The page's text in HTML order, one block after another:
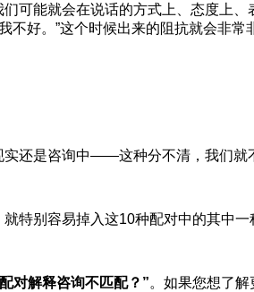
可能就会在说话的方式上、态度上
好。”这个时候出来的阻抗就会非常
还是咨询中——这种分不清，我们就
特别容易掉入这10种配对中的其
对解释咨询不匹配？”。如果您想了